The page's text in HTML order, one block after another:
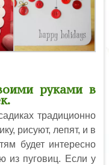
руками в
традиционно
рисуют, лепят, и в
будет интересно
из пуговиц. Если у